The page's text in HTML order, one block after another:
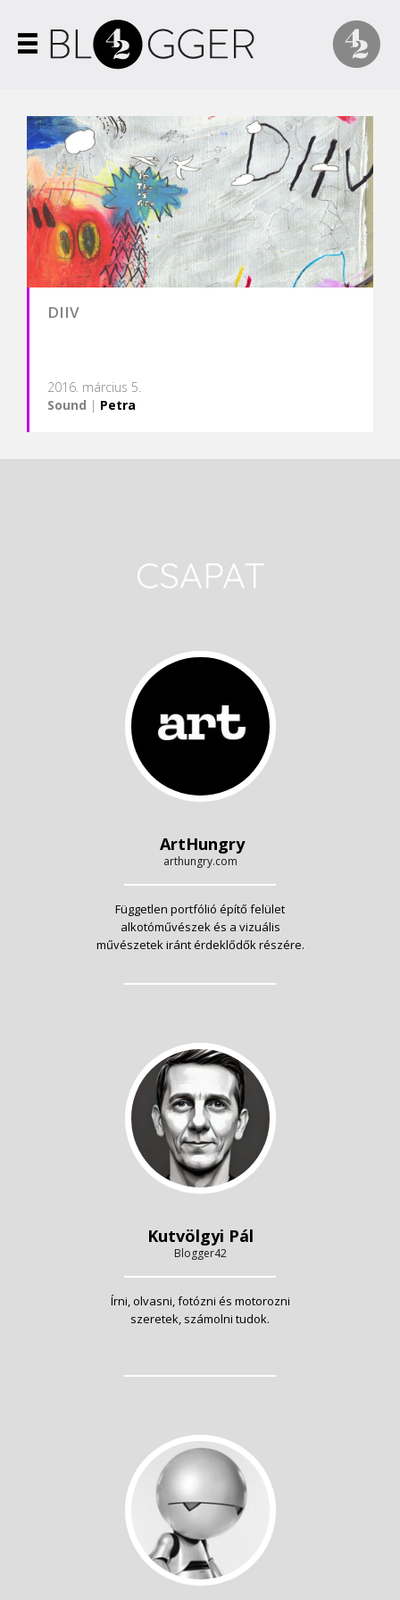
DIIV
2016. március 5.
Sound | Petra
CSAPAT
ArtHungry
arthungry.com
Független portfólió építő felület
alkotóművészek és a vizuális
művészetek iránt érdeklődők részére.
Kutvölgyi Pál
Blogger42
Írni, olvasni, fotózni és motorozni
szeretek, számolni tudok.